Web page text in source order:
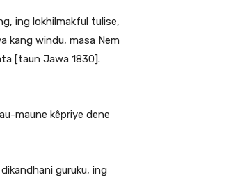
ing lokhilmakful tulise,
kang windu, masa Nem
[taun Jawa 1830].
maune kêpriye dene
guruku, ing